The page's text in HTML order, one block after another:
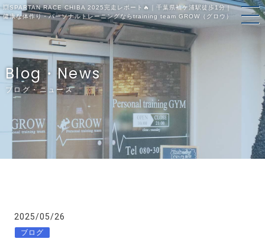
💥SPARTAN RACE CHIBA 2025完走レポート🔥｜千葉県袖ケ浦駅徒歩1分｜
健康な体作り・パーソナルトレーニングならtraining team GROW（グロウ）
Blog・News
ブログ・ニュース
2025/05/26
ブログ